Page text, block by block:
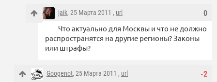
0
jaik, 25 Марта 2011 , url
Что актуально для Москвы и что не должно
распространятся на другие регионы? Законы
или штрафы?
-2
Googenot, 25 Марта 2011 , url